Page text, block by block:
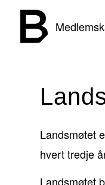
Landsmøtet
hvert tredje
Landsmøtet